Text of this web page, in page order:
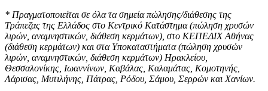
* Πραγματοποιείται σε όλα τα σημεία πώλησης/διάθεσης της
Τράπεζας της Ελλάδος στο Κεντρικό Κατάστημα (πώληση χρυσών
λιρών, αναμνηστικών, διάθεση κερμάτων), στο ΚΕΠΕΔΙΧ Αθήνας
(διάθεση κερμάτων) και στα Υποκαταστήματα (πώληση χρυσών
λιρών, αναμνηστικών, διάθεση κερμάτων) Ηρακλείου,
Θεσσαλονίκης, Ιωαννίνων, Καβάλας, Καλαμάτας, Κομοτηνής,
Λάρισας, Μυτιλήνης, Πάτρας, Ρόδου, Σάμου, Σερρών και Χανίων.